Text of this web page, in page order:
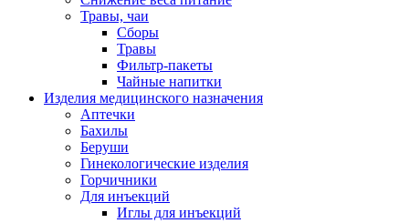
Травы, чаи
Сборы
Травы
Фильтр-пакеты
Чайные напитки
Изделия медицинского назначения
Аптечки
Бахилы
Беруши
Гинекологические изделия
Горчичники
Для инъекций
Иглы для инъекций